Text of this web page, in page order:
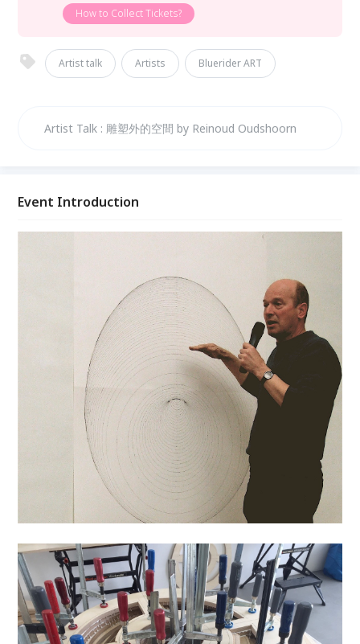
How to Collect Tickets?
Artist talk Artists Bluerider ART
Artist Talk : 雕塑外的空間 by Reinoud Oudshoorn
Event Introduction